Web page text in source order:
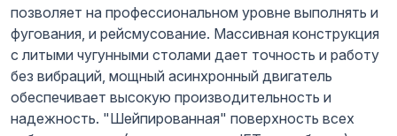
позволяет на профессиональном уровне выполнять и
фугования, и рейсмусование. Массивная конструкция
с литыми чугунными столами дает точность и работу
без вибраций, мощный асинхронный двигатель
обеспечивает высокую производительность и
надежность. "Шейпированная" поверхность всех